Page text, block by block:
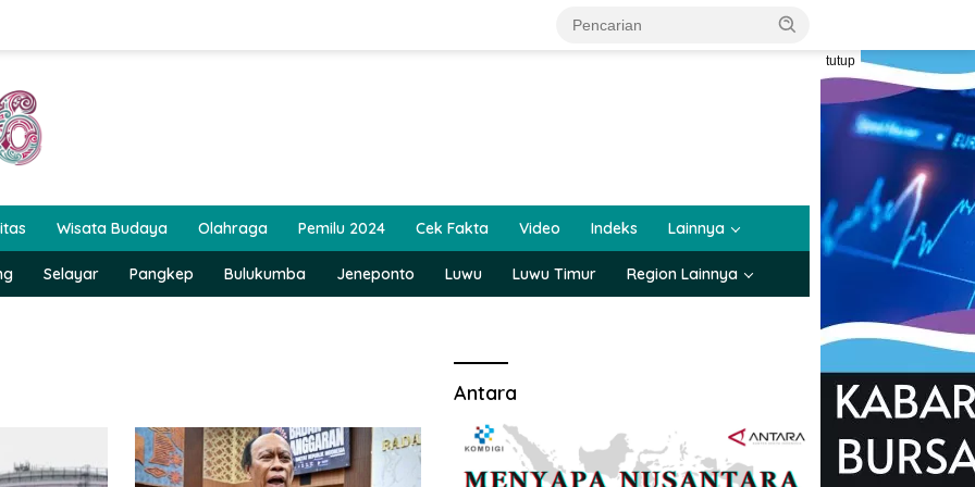
tutup
Wisata Budaya Olahraga Pemilu 2024 Cek Fakta Video Indeks Lainnya
Selayar Pangkep Bulukumba Jeneponto Luwu Luwu Timur Region Lainnya
Antara